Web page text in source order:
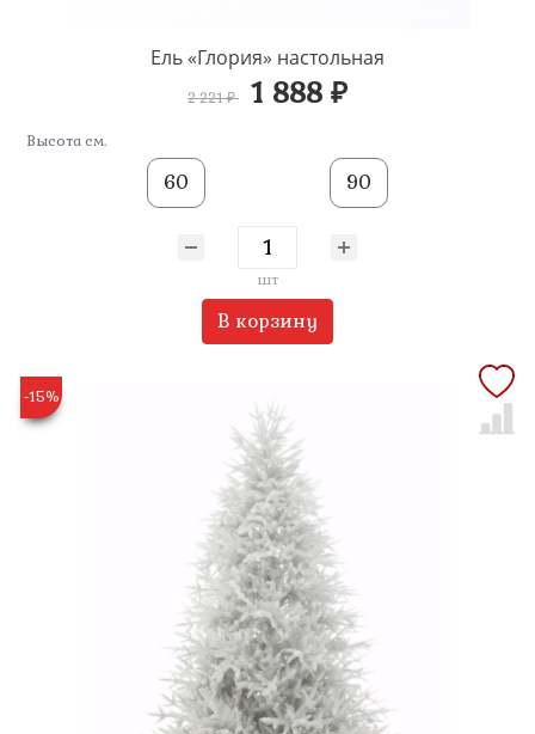
Ель «Глория» настольная
2 221 ₽ 1 888 ₽
Высота см.
60 90
шт
В корзину
-15%